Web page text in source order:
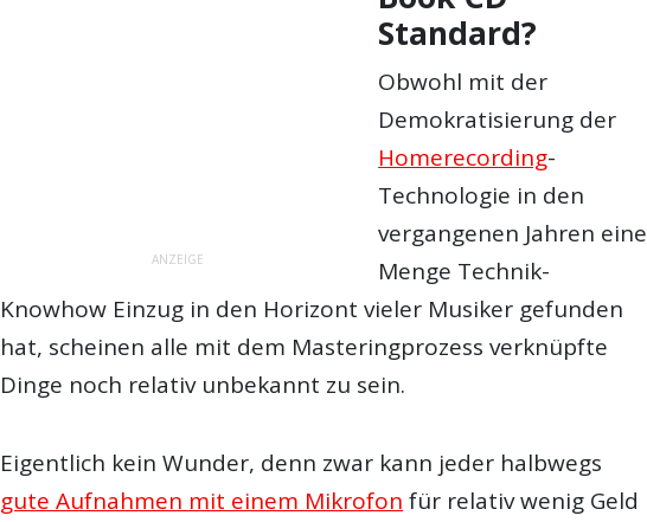
ANZEIGE
Standard?
Obwohl mit der
Demokratisierung der
Homerecording-
Technologie in den
vergangenen Jahren eine
Menge Technik-
Knowhow Einzug in den Horizont vieler Musiker gefunden
hat, scheinen alle mit dem Masteringprozess verknüpfte
Dinge noch relativ unbekannt zu sein.
Eigentlich kein Wunder, denn zwar kann jeder halbwegs
gute Aufnahmen mit einem Mikrofon für relativ wenig Geld